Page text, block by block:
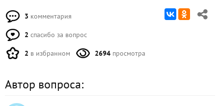
3 комментария
2 спасибо за вопрос
2 в избранном 2694 просмотра
Автор вопроса: